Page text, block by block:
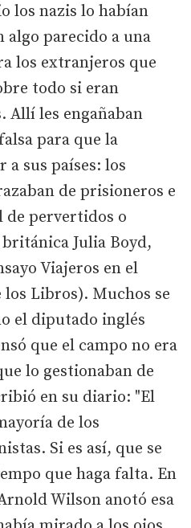
los nazis lo habían
parecido a una
los extranjeros que
todo si eran
Allí les engañaban
para que la
sus países: los
de prisioneros e
de pervertidos o
Julia Boyd,
Viajeros en el
Libros). Muchos se
el diputado inglés
que el campo no era
lo gestionaban de
en su diario: "El
de los
Si es así, que se
que haga falta. En
Wilson anotó esa